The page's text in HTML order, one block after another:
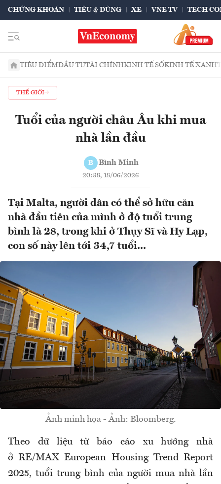
CHỨNG KHOÁN TIÊU & DÙNG XE VNE TV TECH
TIÊU ĐIỂMĐẦU TƯTÀI CHÍNHKINH TẾ SỐKINH TẾ XANH
THẾ GIỚI
Tuổi của người châu Âu khi mua
nhà lần đầu
B Bình Minh
20:38, 18/06/2026
Tại Malta, người dân có thể sở hữu căn
nhà đầu tiên của mình ở độ tuổi trung
bình là 28, trong khi ở Thụy Sĩ và Hy Lạp,
con số này lên tới 34,7 tuổi...
Ảnh minh họa - Ảnh: Bloomberg.
Theo dữ liệu từ báo cáo xu hướng nhà
ở RE/MAX European Housing Trend Report
2025, tuổi trung bình của người mua nhà lần